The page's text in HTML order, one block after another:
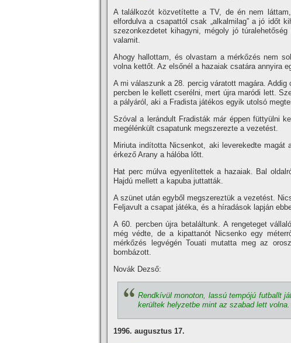
A találkozót közvetí­tette a TV, de én nem
elfordulva a csapattól csak „alkalmilag” a jó időt
szezonkezdetet kihagyni, mégoly jó
valamit.
Ahogy hallottam, és olvastam a mérkőzés nem
volna kettőt. Az elsőnél a hazaiak csatára annyira
A mi válaszunk a 28. percig váratott magára.
percben le kellett cserélni, mert újra maródi lett.
a pályáról, aki a Fradista játékos egyik utolsó
Szóval a lerándult Fradisták már éppen füttyülni
megélénkült csapatunk megszerezte a vezetést.
Miriuta indí­totta Nicsenkot, aki leverekedte
érkező Arany a hálóba lőtt.
Hat perc múlva egyenlí­tettek a hazaiak. Bal
Hajdú mellett a kapuba juttatták.
A szünet után egyből megszereztük a vezetést.
Feljavult a csapat játéka, és a hí­radások lapján
A 60. percben újra betaláltunk. A rengeteget
még védte, de a kipattanót Nicsenko egy
mérkőzés legvégén Touati mutatta meg az
bombázott.
Novák Dezső:
Rendkí­vül monoton, lassú tempójú futballt
kerültek helyzetbe mint az szabad lett
1996. augusztus 17.